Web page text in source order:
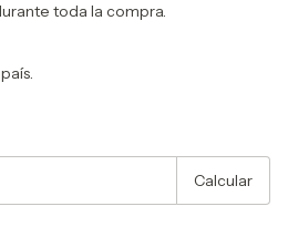
toda la compra.
Calcular